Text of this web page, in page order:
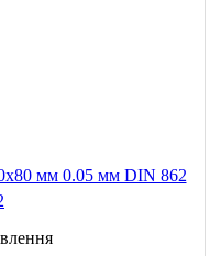
мм 0.05 мм DIN 862